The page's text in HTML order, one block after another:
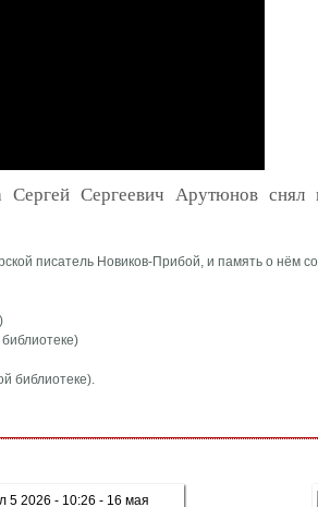
Сергей Сергеевич Арутюнов
писатель Новиков-Прибой, и память о нём
библиотеке).